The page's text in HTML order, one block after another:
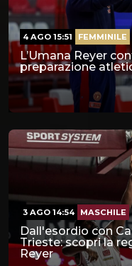
L’Umana Reyer
preparazione
4 AGO 15:51 FEMMINILE
Dall'esordio con
Trieste: scopri la
Reyer
3 AGO 14:54 MASCHILE